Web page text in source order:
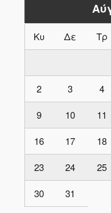
Κυ Δε Τρ
2 3 4
9 10 11
16 17 18
23 24 25
30 31